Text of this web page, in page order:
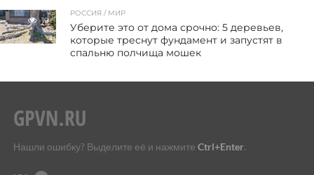
19
РОССИЯ / МИР
Уберите это от дома срочно: 5 деревьев,
которые треснут фундамент и запустят в
спальню полчища мошек
Нашли ошибку? Выделите её и нажмите Ctrl+Enter.